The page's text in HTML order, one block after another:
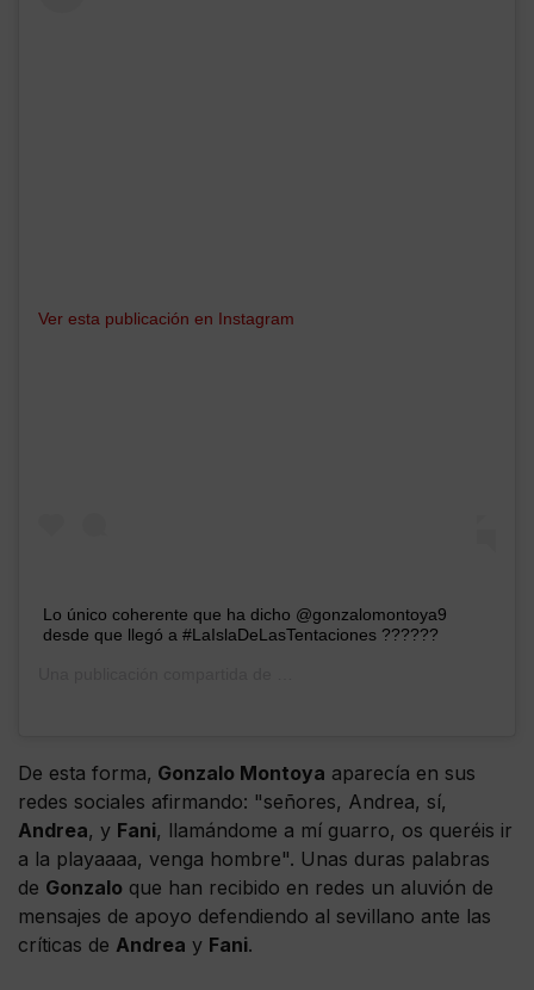
Ver esta publicación en Instagram
Lo único coherente que ha dicho @gonzalomontoya9
desde que llegó a #LaIslaDeLasTentaciones ??????
De esta forma, Gonzalo Montoya aparecía en sus
redes sociales afirmando: "señores, Andrea, sí,
Andrea, y Fani, llamándome a mí guarro, os queréis ir
a la playaaaa, venga hombre". Unas duras palabras
de Gonzalo que han recibido en redes un aluvión de
mensajes de apoyo defendiendo al sevillano ante las
críticas de Andrea y Fani.